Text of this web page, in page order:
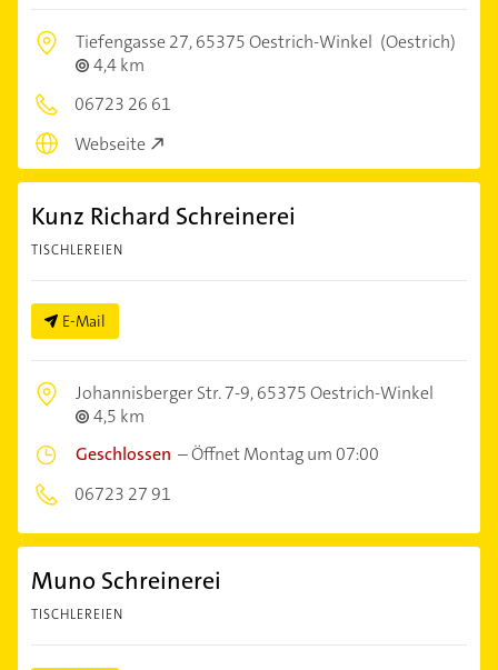
Tiefengasse 27,65375 Oestrich-Winkel (Oestrich)
4,4 km
06723 26 61
Webseite
Kunz Richard Schreinerei
TISCHLEREIEN
E-Mail
Johannisberger Str. 7-9,65375 Oestrich-Winkel
4,5 km
Geschlossen –Öffnet Montag um 07:00
06723 27 91
Muno Schreinerei
TISCHLEREIEN